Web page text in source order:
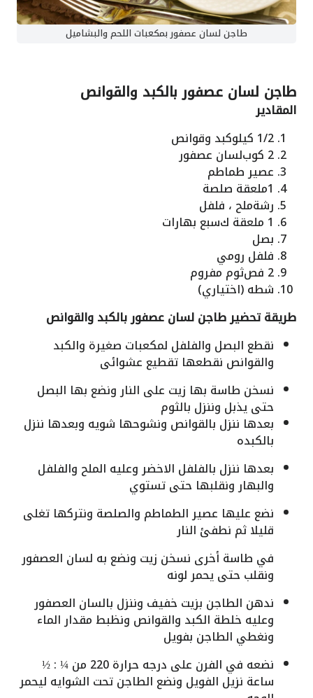
طاجن لسان عصفور بمكعبات اللحم والبشاميل
طاجن لسان عصفور بالكبد والقوانص
المقادير
1/2 كيلو
كبد وقوانص
2 كوب لسان عصفور
عصير طماطم
1ملعقة صلصة
رشةملح ، فلفل
1 ملعقة ك سبع بهارات
بصل
فلفل رومي
2 فص ثوم مفروم
شطه (اختياري)
طريقة تحضير طاجن لسان عصفور بالكبد والقوانص
نقطع البصل والفلفل لمكعبات صغيرة والكبد
والقوانص نقطعها تقطيع عشوائى
نسخن طاسة بها زيت على النار ونضع بها البصل
حتى يذبل وننزل بالثوم
بعدها ننزل بالقوانص ونشوحها شويه وبعدها ننزل
بالكبده
بعدها ننزل بالفلفل الاخضر وعليه الملح والفلفل
والبهار ونقلبها حتى تستوي
نضع عليها عصير الطماطم والصلصة ونتركها تغلى
قليلا ثم نطفئ النار
في طاسة أخرى نسخن زيت ونضع به لسان العصفور
ونقلب حتى يحمر لونه
ندهن الطاجن بزيت خفيف وننزل بالسان العصفور
وعليه خلطة الكبد والقوانص ونظبط مقدار الماء
ونغطي الطاجن بفويل
نضعه في الفرن على درجه حرارة 220 من ¼ : ½
ساعة نزيل الفويل ونضع الطاجن تحت الشوايه ليحمر